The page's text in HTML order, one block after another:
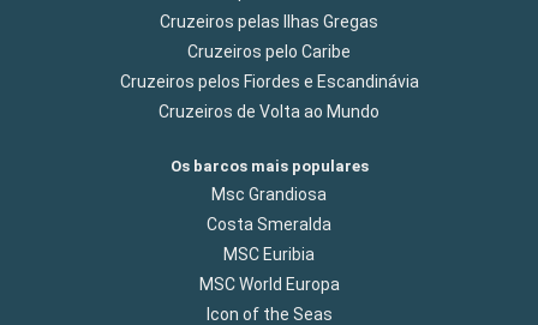
Cruzeiros pelas Ilhas Gregas
Cruzeiros pelo Caribe
Cruzeiros pelos Fiordes e Escandinávia
Cruzeiros de Volta ao Mundo
Os barcos mais populares
Msc Grandiosa
Costa Smeralda
MSC Euribia
MSC World Europa
Icon of the Seas